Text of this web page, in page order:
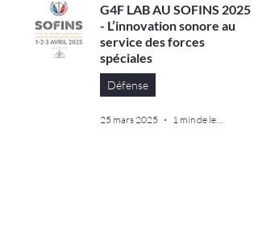
G4F LAB AU SOFINS 2025
- L’innovation sonore au
service des forces
spéciales
Défense
25 mars 2025 1 min de lecture